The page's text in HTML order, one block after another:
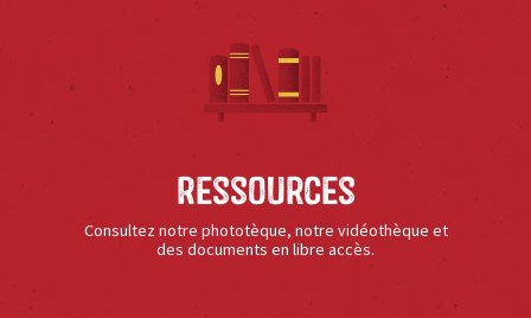
Ressources
Consultez notre phototèque, notre vidéothèque et
des documents en libre accès.